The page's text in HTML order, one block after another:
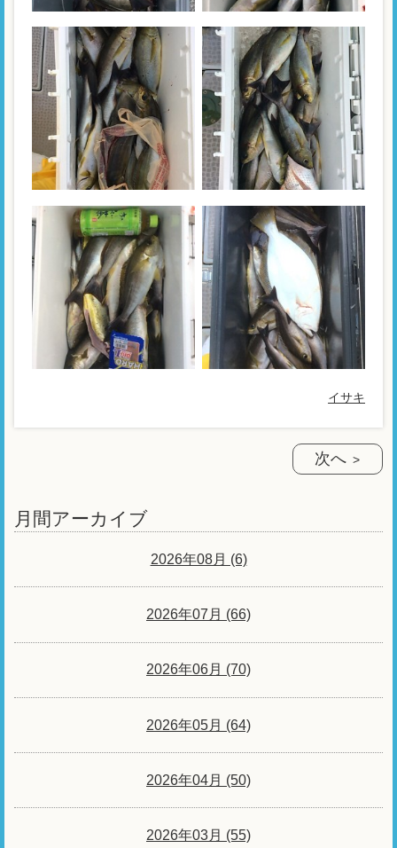
イサキ
次へ
月間アーカイブ
2026年08月 (6)
2026年07月 (66)
2026年06月 (70)
2026年05月 (64)
2026年04月 (50)
2026年03月 (55)